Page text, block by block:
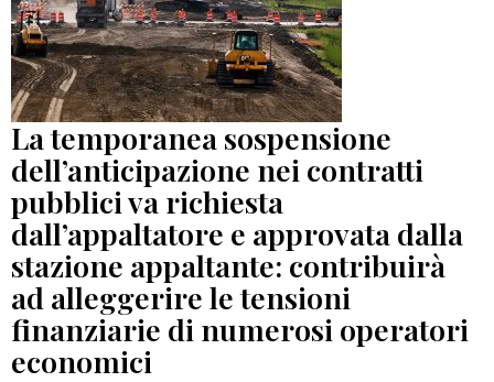
La temporanea sospensione
dell’anticipazione nei contratti
pubblici va richiesta
dall’appaltatore e approvata dalla
stazione appaltante: contribuirà
ad alleggerire le tensioni
finanziarie di numerosi operatori
economici